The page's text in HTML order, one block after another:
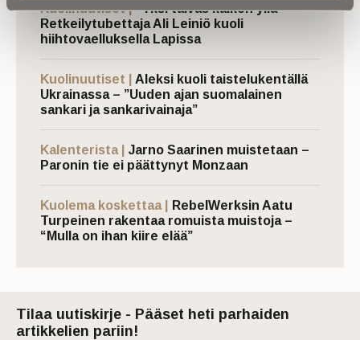
Kuolinuutiset | “Yksi taivas kaiken yllä” –
Retkeilytubettaja Ali Leiniö kuoli
hiihtovaelluksella Lapissa
Kuolinuutiset |
Aleksi kuoli taistelukentällä
Ukrainassa – ”Uuden ajan suomalainen
sankari ja sankarivainaja”
Kalenterista |
Jarno Saarinen muistetaan –
Paronin tie ei päättynyt Monzaan
Kuolema koskettaa |
RebelWerksin Aatu
Turpeinen rakentaa romuista muistoja –
“Mulla on ihan kiire elää”
Tilaa uutiskirje - Pääset heti parhaiden
artikkelien pariin!